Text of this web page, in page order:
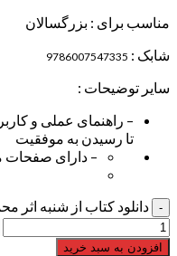
مناسب برای : بزرگسالان
شابک : 9786007547335
سایر توضیحات :
– راهنمای عملی و
تا رسیدن به موفقیت
– دارای صفحات
دانلود کتاب از شنبه اثر
افزودن به سبد خرید